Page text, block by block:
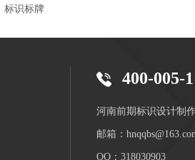
标识标牌
400-005-
河南前期标识设计制
邮箱：
QQ：318030903